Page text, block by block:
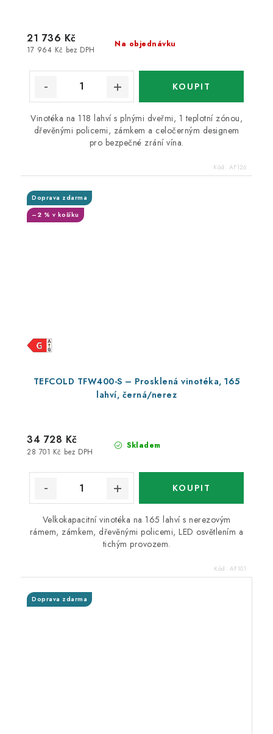
Na objednávku
17 964 Kč bez DPH
21 736 Kč
Vinotéka na 118 lahví s plnými dveřmi, 1 teplotní zónou,
dřevěnými policemi, zámkem a celočerným designem
pro bezpečné zrání vína.
Kód: AF126
TEFCOLD TFW400-S – Prosklená vinotéka, 165
lahví, černá/nerez
Doprava zdarma
–2 % v košíku
Skladem
28 701 Kč bez DPH
34 728 Kč
Velkokapacitní vinotéka na 165 lahví s nerezovým
rámem, zámkem, dřevěnými policemi, LED osvětlením a
tichým provozem.
Kód: AF101
Doprava zdarma